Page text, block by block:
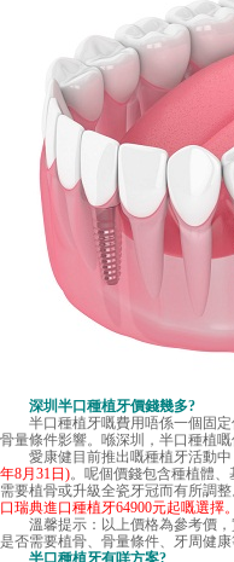
深圳半口種植牙價錢幾多?
半口種植牙嘅費用唔係一個固定
骨量條件影響。喺深圳，半口種植
愛康健目前推出嘅種植牙活動中
年8月31日)。呢個價錢包含種植體
需要植骨或升級全瓷牙冠而有所調
口瑞典進口種植牙64900元起嘅選擇。
溫馨提示：以上價格為參考價，
是否需要植骨、骨量條件、牙周健康
半口種植牙有咩方案?